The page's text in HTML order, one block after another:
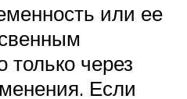
или ее
через
Если